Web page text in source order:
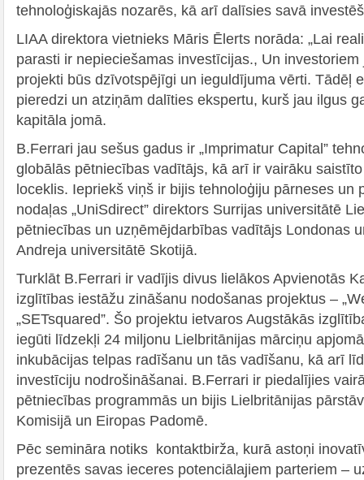
tehnoloģiskajās nozarēs, kā arī dalīsies savā
LIAA direktora vietnieks Māris Ēlerts norāda: „Lai
parasti ir nepieciešamas investīcijas., Un
projekti būs dzīvotspējīgi un ieguldījuma vērti. Tādēļ
pieredzi un atziņām dalīties ekspertu, kurš jau ilgus
kapitāla jomā.
B.Ferrari jau sešus gadus ir „Imprimatur Capital”
globālās pētniecības vadītājs, kā arī ir vairāku
loceklis. Iepriekš viņš ir bijis tehnoloģiju pārneses un
nodaļas „UniSdirect” direktors Surrijas universitātē
pētniecības un uzņēmējdarbības vadītājs Londonas
Andreja universitātē Skotijā.
Turklāt B.Ferrari ir vadījis divus lielākos Apvienotās
izglītības iestāžu zināšanu nodošanas projektus –
„SETsquared”. Šo projektu ietvaros Augstākās
iegūti līdzekļi 24 miljonu Lielbritānijas mārciņu
inkubācijas telpas radīšanu un tās vadīšanu, kā arī
investīciju nodrošināšanai. B.Ferrari ir piedalījies
pētniecības programmās un bijis Lielbritānijas
Komisijā un Eiropas Padomē.
Pēc semināra notiks kontaktbirža, kurā astoņi
prezentēs savas ieceres potenciālajiem parteriem –